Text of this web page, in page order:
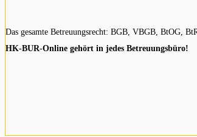
Das gesamte Betreuungsrecht: BGB, VBGB, BtOG,
HK-BUR-Online gehört in jedes Betreuungsbüro!